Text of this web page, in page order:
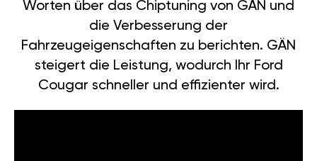
Worten über das Chiptuning von GÄN und
die Verbesserung der
Fahrzeugeigenschaften zu berichten. GÄN
steigert die Leistung, wodurch Ihr Ford
Cougar schneller und effizienter wird.